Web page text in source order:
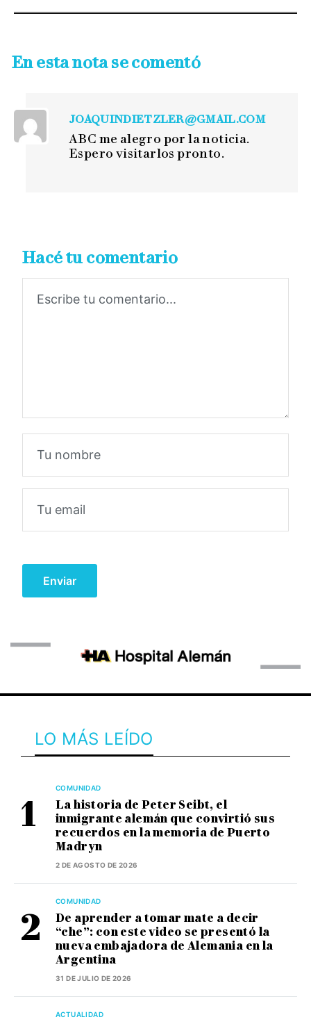
En esta nota se comentó
JOAQUINDIETZLER@GMAIL.COM
ABC me alegro por la noticia.
Espero visitarlos pronto.
Hacé tu comentario
LO MÁS LEÍDO
COMUNIDAD
La historia de Peter Seibt, el
inmigrante alemán que convirtió sus
recuerdos en la memoria de Puerto
Madryn
2 DE AGOSTO DE 2026
COMUNIDAD
De aprender a tomar mate a decir
“che”: con este video se presentó la
nueva embajadora de Alemania en la
Argentina
31 DE JULIO DE 2026
ACTUALIDAD